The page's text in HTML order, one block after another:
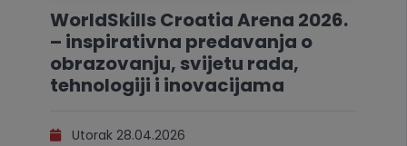
WorldSkills Croatia Arena 2026.
– inspirativna predavanja o
obrazovanju, svijetu rada,
tehnologiji i inovacijama
Utorak 28.04.2026